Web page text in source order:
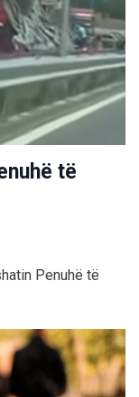
të
Penuhë të